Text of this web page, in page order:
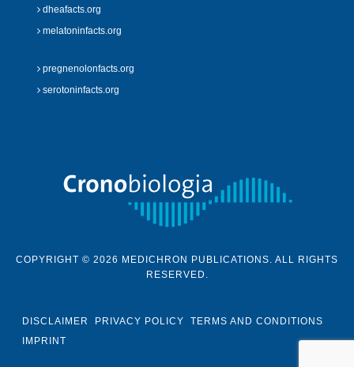
dheafacts.org
melatoninfacts.org
pregnenolonfacts.org
serotoninfacts.org
COPYRIGHT © 2026 MEDICHRON PUBLICATIONS. ALL RIGHTS
RESERVED.
DISCLAIMER PRIVACY POLICY
TERMS AND CONDITIONS
IMPRINT